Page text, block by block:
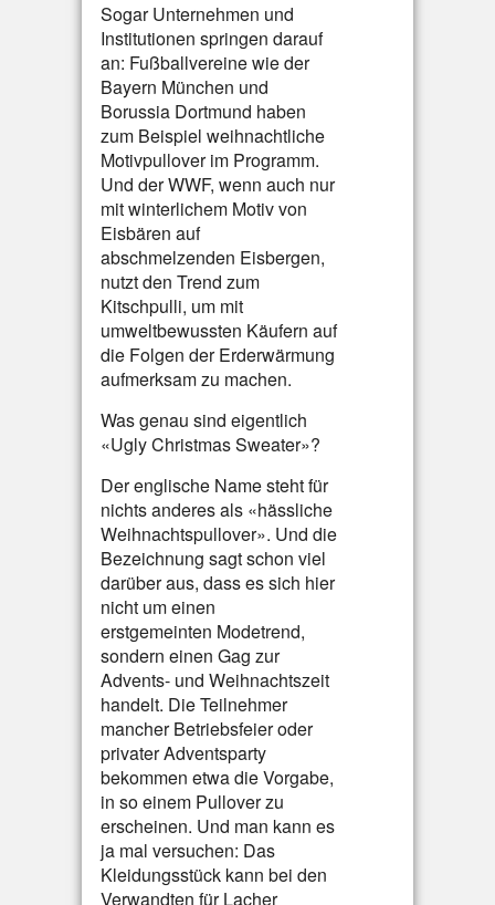
Sogar Unternehmen und
Institutionen springen darauf
an: Fußballvereine wie der
Bayern München und
Borussia Dortmund haben
zum Beispiel weihnachtliche
Motivpullover im Programm.
Und der WWF, wenn auch nur
mit winterlichem Motiv von
Eisbären auf
abschmelzenden Eisbergen,
nutzt den Trend zum
Kitschpulli, um mit
umweltbewussten Käufern auf
die Folgen der Erderwärmung
aufmerksam zu machen.
Was genau sind eigentlich
«Ugly Christmas Sweater»?
Der englische Name steht für
nichts anderes als «hässliche
Weihnachtspullover». Und die
Bezeichnung sagt schon viel
darüber aus, dass es sich hier
nicht um einen
erstgemeinten Modetrend,
sondern einen Gag zur
Advents- und Weihnachtszeit
handelt. Die Teilnehmer
mancher Betriebsfeier oder
privater Adventsparty
bekommen etwa die Vorgabe,
in so einem Pullover zu
erscheinen. Und man kann es
ja mal versuchen: Das
Kleidungsstück kann bei den
Verwandten für Lacher